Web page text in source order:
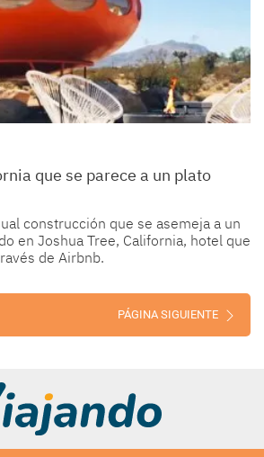
que se parece a un plato
construcción que se asemeja a un
en Joshua Tree, California, hotel que
de Airbnb.
PÁGINA SIGUIENTE